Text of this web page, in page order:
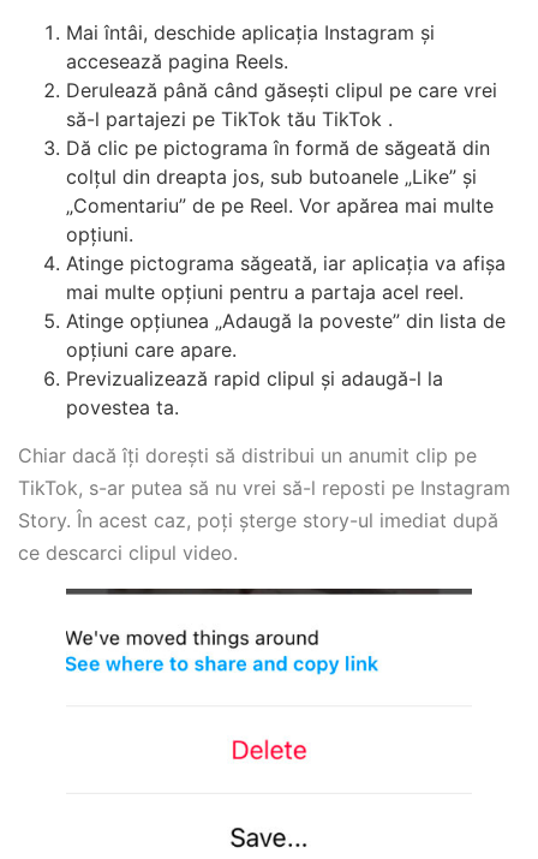
Mai întâi, deschide aplicația Instagram și
accesează pagina Reels.
Derulează până când găsești clipul pe care vrei
să-l partajezi pe TikTok tău TikTok .
Dă clic pe pictograma în formă de săgeată din
colțul din dreapta jos, sub butoanele „Like” și
„Comentariu” de pe Reel. Vor apărea mai multe
opțiuni.
Atinge pictograma săgeată, iar aplicația va afișa
mai multe opțiuni pentru a partaja acel reel.
Atinge opțiunea „Adaugă la poveste” din lista de
opțiuni care apare.
Previzualizează rapid clipul și adaugă-l la
povestea ta.
Chiar dacă îți dorești să distribui un anumit clip pe
TikTok, s-ar putea să nu vrei să-l reposti pe Instagram
Story. În acest caz, poți șterge story-ul imediat după
ce descarci clipul video.